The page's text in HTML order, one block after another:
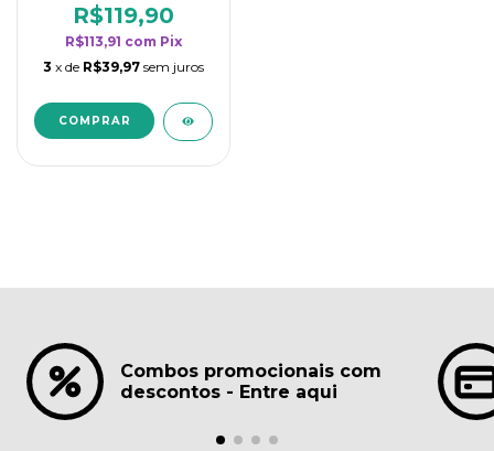
rendimento da
categoria - Lavanda
R$119,90
R$113,91 com Pix
3 x de R$39,97 sem juros
Combos promocionais com
descontos - Entre aqui